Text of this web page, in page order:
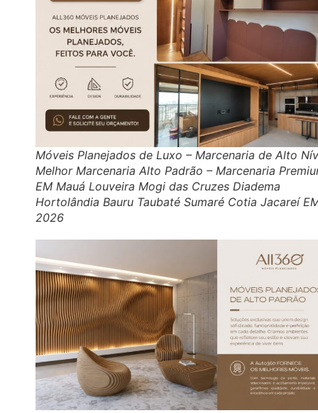
Móveis Planejados de Luxo – Marcenaria de Alto
Melhor Marcenaria Alto Padrão – Marcenaria
EM Mauá Louveira Mogi das Cruzes Diadema
Hortolândia Bauru Taubaté Sumaré Cotia Jacareí
2026